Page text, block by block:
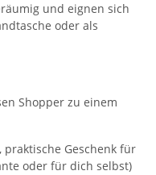
und eignen sich
oder als
Shopper zu einem
praktische Geschenk für
oder für dich selbst)